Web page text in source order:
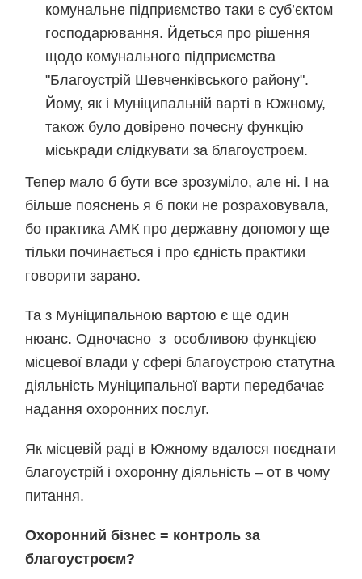
комунальне підприємство таки є суб’єктом
господарювання. Йдеться про рішення
щодо комунального підприємства
"Благоустрій Шевченківського району".
Йому, як і Муніципальній варті в Южному,
також було довірено почесну функцію
міськради слідкувати за благоустроєм.
Тепер мало б бути все зрозуміло, але ні. І на
більше пояснень я б поки не розраховувала,
бо практика АМК про державну допомогу ще
тільки починається і про єдність практики
говорити зарано.
Та з Муніципальною вартою є ще один
нюанс. Одночасно з особливою функцією
місцевої влади у сфері благоустрою статутна
діяльність Муніципальної варти передбачає
надання охоронних послуг.
Як місцевій раді в Южному вдалося поєднати
благоустрій і охоронну діяльність – от в чому
питання.
Охоронний бізнес = контроль за
благоустроєм?